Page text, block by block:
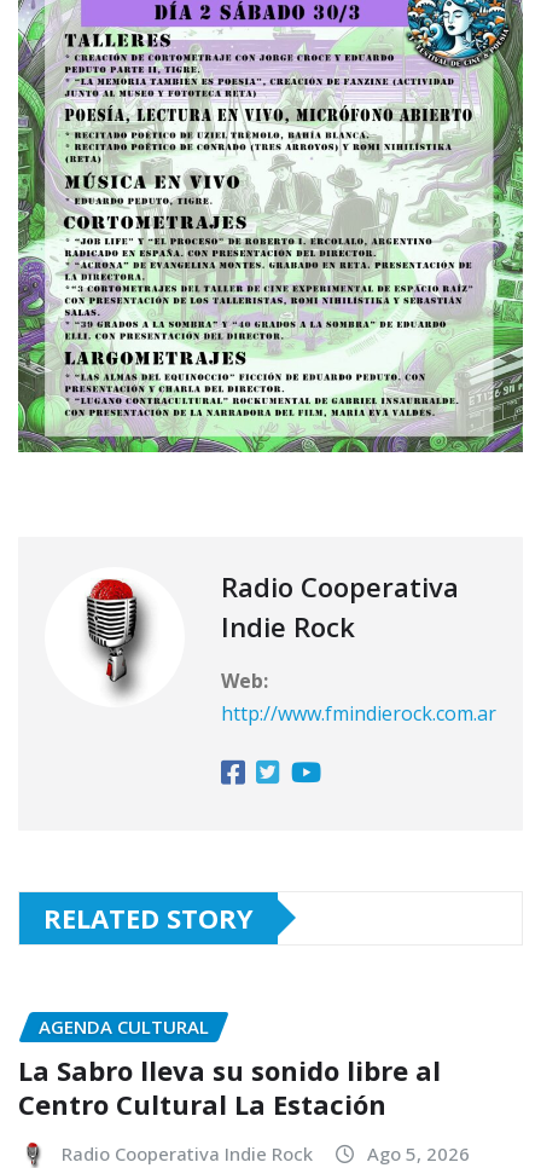
Radio Cooperativa
Indie Rock
Web:
http://www.fmindierock.com.ar
RELATED STORY
AGENDA CULTURAL
La Sabro lleva su sonido libre al
Centro Cultural La Estación
Radio Cooperativa Indie Rock Ago 5, 2026